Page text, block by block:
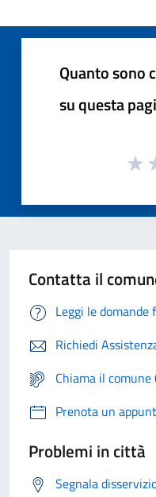
Quanto sono
su questa
Contatta il
Leggi le domande
Richiedi
Chiama il
Prenota un
Problemi in città
Segnala